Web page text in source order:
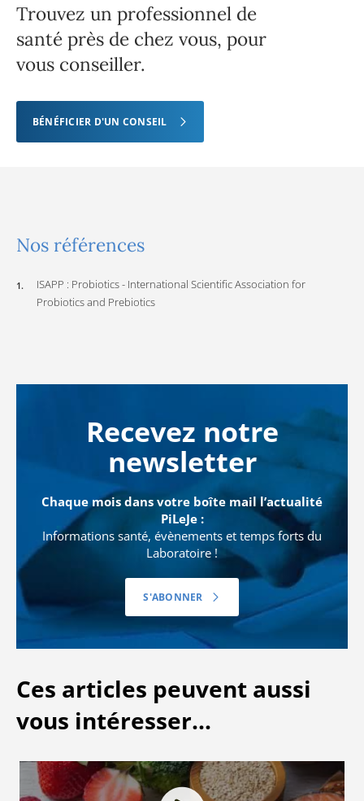
Trouvez un professionnel de
santé près de chez vous, pour
vous conseiller.
BÉNÉFICIER D'UN CONSEIL
Nos références
ISAPP : Probiotics - International Scientific Association for
Probiotics and Prebiotics
Recevez notre
newsletter
Chaque mois dans votre boîte mail l’actualité
PiLeJe :
Informations santé, évènements et temps forts du
Laboratoire !
S'ABONNER
Ces articles peuvent aussi
vous intéresser...